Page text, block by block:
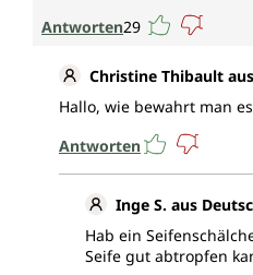
durch die harmonische
für bessere Kämmbarkeit,
Waschen und verleiht
nassen Haar oder in den
sanft ins Haar massieren,
Das Shampoo ist sehr
zu 80 Haarwäschen.
Antworten29
Christine Thibault
Hallo, wie bewahrt man
Antworten
Inge S. aus
Hab ein
Seife gut abtropfen